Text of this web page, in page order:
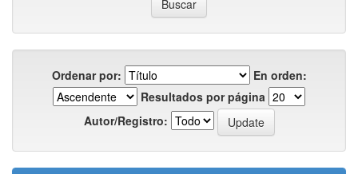
Ordenar por:
En orden:
Resultados por página
Autor/Registro: